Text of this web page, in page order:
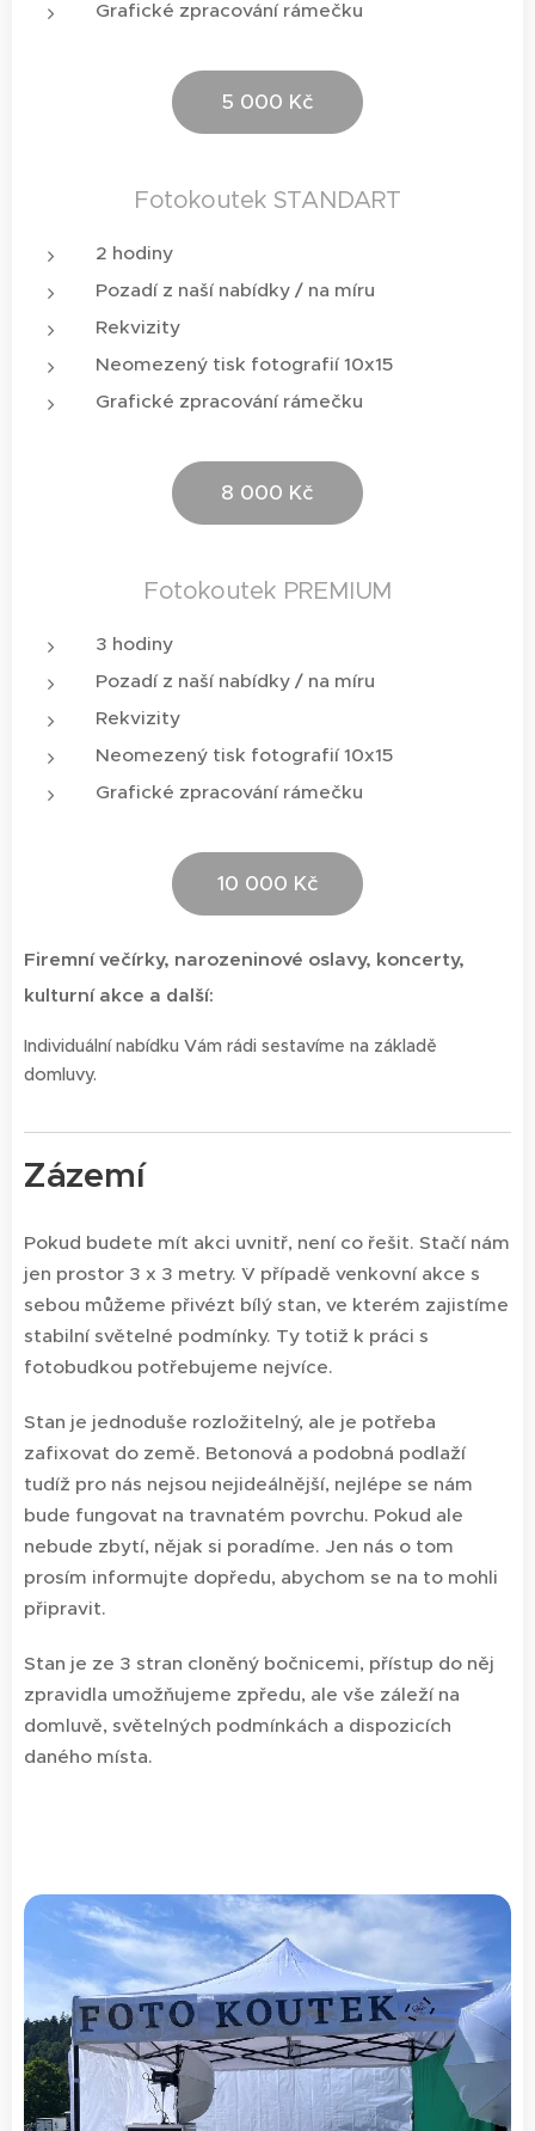
Grafické zpracování rámečku
5 000 Kč
Fotokoutek STANDART
2 hodiny
Pozadí z naší nabídky / na míru
Rekvizity
Neomezený tisk fotografií 10x15
Grafické zpracování rámečku
8 000 Kč
Fotokoutek PREMIUM
3 hodiny
Pozadí z naší nabídky / na míru
Rekvizity
Neomezený tisk fotografií 10x15
Grafické zpracování rámečku
10 000 Kč
Firemní večírky, narozeninové oslavy, koncerty,
kulturní akce a další:
Individuální nabídku Vám rádi sestavíme na základě
domluvy.
Zázemí
Pokud budete mít akci uvnitř, není co řešit. Stačí nám
jen prostor 3 x 3 metry. ¨V případě venkovní akce s
sebou můžeme přivézt bílý stan, ve kterém zajistíme
stabilní světelné podmínky. Ty totiž k práci s
fotobudkou potřebujeme nejvíce.
Stan je jednoduše rozložitelný, ale je potřeba
zafixovat do země. Betonová a podobná podlaží
tudíž pro nás nejsou nejideálnější, nejlépe se nám
bude fungovat na travnatém povrchu. Pokud ale
nebude zbytí, nějak si poradíme. Jen nás o tom
prosím informujte dopředu, abychom se na to mohli
připravit.
Stan je ze 3 stran cloněný bočnicemi, přístup do něj
zpravidla umožňujeme zpředu, ale vše záleží na
domluvě, světelných podmínkách a dispozicích
daného místa.